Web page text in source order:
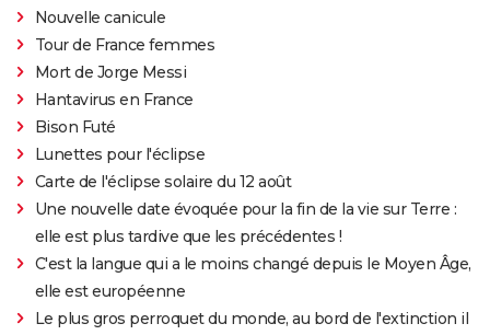
Nouvelle canicule
Tour de France femmes
Mort de Jorge Messi
Hantavirus en France
Bison Futé
Lunettes pour l'éclipse
Carte de l'éclipse solaire du 12 août
Une nouvelle date évoquée pour la fin de la vie sur Terre :
elle est plus tardive que les précédentes !
C'est la langue qui a le moins changé depuis le Moyen Âge,
elle est européenne
Le plus gros perroquet du monde, au bord de l'extinction il